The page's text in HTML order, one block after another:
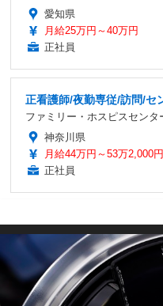
愛知県
月給25万円～40万円
正社員
正看護師/夜勤専従/訪問/セ
ファミリー・ホスピスセンタ
神奈川県
月給44万円～53万2,000円
正社員